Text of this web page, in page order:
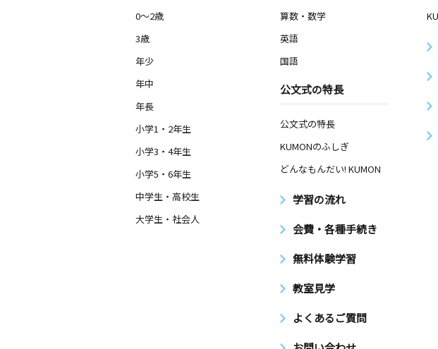
0～2歳
3歳
年少
年中
年長
小学1・2年生
小学3・4年生
小学5・6年生
中学生・高校生
大学生・社会人
算数・数学
英語
国語
公文式の特長
公文式の特長
KUMONのふしぎ
どんなもんだい! KUMON
学習の流れ
会費・各種手続き
無料体験学習
教室見学
よくあるご質問